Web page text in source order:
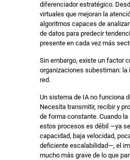
diferenciador estratégico.
virtuales que mejoran la
algoritmos capaces de
de datos para predecir
presente en cada vez más
Sin embargo, existe un factor
organizaciones subestiman:
red.
Un sistema de IA no funciona
Necesita transmitir, recibir y
de forma constante. Cuando la
estos procesos es débil —ya
capacidad, baja velocidad,
deficiente escalabilidad—, el
mucho más grave de lo que